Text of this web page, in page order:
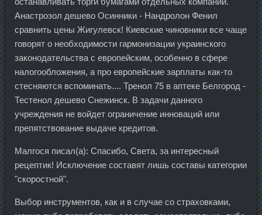
Анастрозол дешево Осинники - Нандролон Фенил
сравнить цены Жигулевск! Киевские чиновники все чаще
говорят о необходимости гармонизации украинского
законодательства с европейским, особенно в сфере
налогообложения, а про европейские зарплаты как-то
стесняются вспоминать.... Тренол 75 в аптеке Белгород -
Тестенол дешево Снежинск. В задачи данного
учреждения не войдет ограничение инноваций или
препятствование выдаче кредитов.
Малгося писал(а): Спасибо, Света, за интересный
рецептик! Исключение составят лишь составы категории
"скоростной".
Выбор инструментов, как и в случае со страховками,